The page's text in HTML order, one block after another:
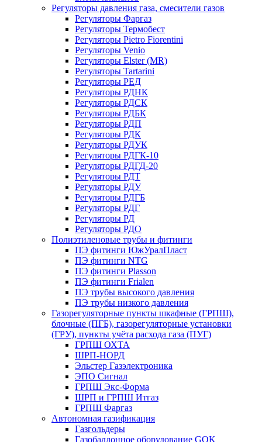
Регуляторы давления газа, смесители газов
Регуляторы Фаргаз
Регуляторы Термобест
Регуляторы Pietro Fiorentini
Регуляторы Venio
Регуляторы Elster (MR)
Регуляторы Tartarini
Регуляторы РЕД
Регуляторы РДНК
Регуляторы РДСК
Регуляторы РДБК
Регуляторы РДП
Регуляторы РДК
Регуляторы РДУК
Регуляторы РДГК-10
Регуляторы РДГД-20
Регуляторы РДТ
Регуляторы РДУ
Регуляторы РДГБ
Регуляторы РДГ
Регуляторы РД
Регуляторы РДО
Полиэтиленовые трубы и фитинги
ПЭ фитинги ЮжУралПласт
ПЭ фитинги NTG
ПЭ фитинги Plasson
ПЭ фитинги Frialen
ПЭ трубы высокого давления
ПЭ трубы низкого давления
Газорегуляторные пункты шкафные (ГРПШ),
блочные (ПГБ), газорегуляторные установки
(ГРУ), пункты учёта расхода газа (ПУГ)
ГРПШ ОХТА
ШРП-НОРД
Эльстер Газэлектроника
ЭПО Сигнал
ГРПШ Экс-Форма
ШРП и ГРПШ Итгаз
ГРПШ Фаргаз
Автономная газификация
Газгольдеры
Газобаллонное оборудование GOK